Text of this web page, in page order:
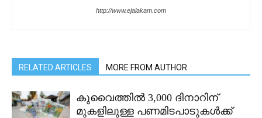
http://www.ejalakam.com
RELATED ARTICLES MORE FROM AUTHOR
കുവൈത്തിൽ 3,000 ദിനാറിന്
മുകളിലുള്ള പണമിടപാടുകൾക്ക്